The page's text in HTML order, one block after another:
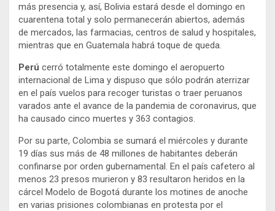
más presencia y, así, Bolivia estará desde el domingo en
cuarentena total y solo permanecerán abiertos, además
de mercados, las farmacias, centros de salud y hospitales,
mientras que en Guatemala habrá toque de queda.
Perú cerró totalmente este domingo el aeropuerto
internacional de Lima y dispuso que sólo podrán aterrizar
en el país vuelos para recoger turistas o traer peruanos
varados ante el avance de la pandemia de coronavirus, que
ha causado cinco muertes y 363 contagios.
Por su parte, Colombia se sumará el miércoles y durante
19 días sus más de 48 millones de habitantes deberán
confinarse por orden gubernamental. En el país cafetero al
menos 23 presos murieron y 83 resultaron heridos en la
cárcel Modelo de Bogotá durante los motines de anoche
en varias prisiones colombianas en protesta por el